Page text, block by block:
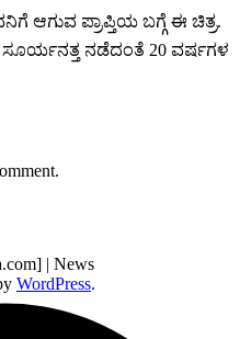
ಆಗುವ ಪ್ರಾಪ್ತಿಯ ಬಗ್ಗೆ ಈ ಚಿತ್ರ.
ಸೂರ್ಯನತ್ತ ನಡೆದಂತೆ 20 ವರ್ಷಗಳ
| News
WordPress.